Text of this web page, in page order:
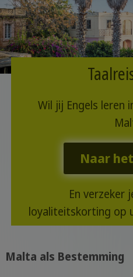
Wil jij Engels leren
Naar
En verzeker
loyaliteitskorting op
Malta als Bestemming